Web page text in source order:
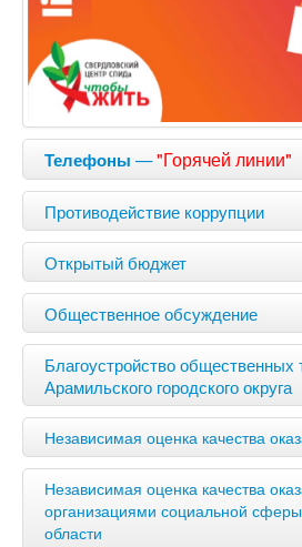
Телефоны —"Горячей линии"
Противодействие коррупции
Открытый бюджет
Общественное обсуждение
Благоустройство общественных
Арамильского городского округа
Независимая оценка качества
Независимая оценка качества
организациями социальной
области